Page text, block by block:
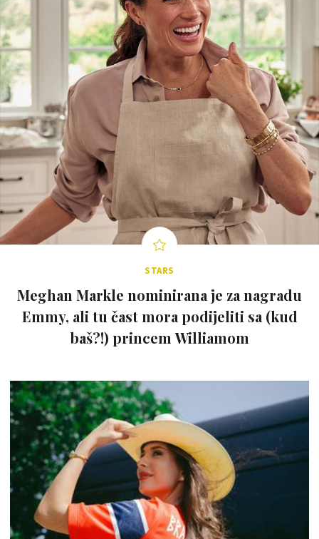
STARS
Meghan Markle nominirana je za nagradu
Emmy, ali tu čast mora podijeliti sa (kud
baš?!) princem Williamom